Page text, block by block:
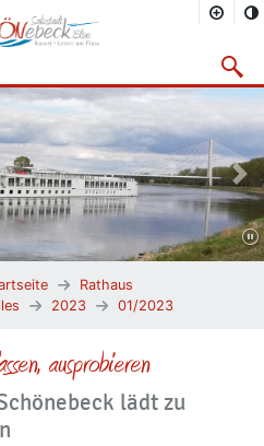
Rathaus
2023 01/2023
ausprobieren
lädt zu